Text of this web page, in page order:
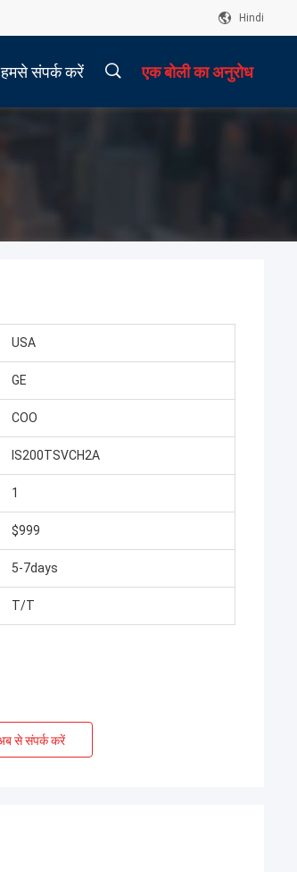
Hindi
हमसे संपर्क करें एक बोली का अनुरोध
USA
GE
COO
IS200TSVCH2A
1
$999
5-7days
T/T
से संपर्क करें